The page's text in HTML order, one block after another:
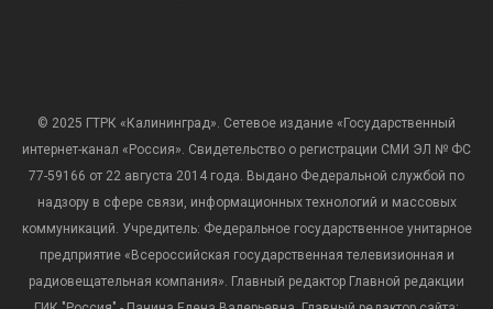
© 2025 ГТРК «Калининград». Сетевое издание «Государственный
интернет-канал «Россия». Свидетельство о регистрации СМИ ЭЛ № ФС
77-59166 от 22 августа 2014 года. Выдано Федеральной службой по
надзору в сфере связи, информационных технологий и массовых
коммуникаций. Учредитель: Федеральное государственное унитарное
предприятие «Всероссийская государственная телевизионная и
радиовещательная компания». Главный редактор Главной редакции